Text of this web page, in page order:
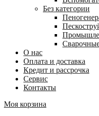
Без категории
О нас
Оплата и доставка
Кредит и рассрочка
Сервис
Контакты
Моя корзина